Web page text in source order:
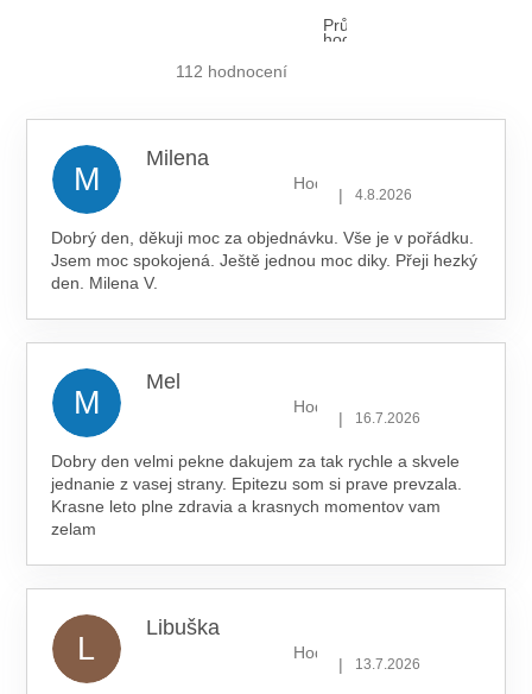
Průměrné
hodnocení
112 hodnocení
M
Milena
Hodnocení obchodu je 5 z 5
| 4.8.2026
Dobrý den, děkuji moc za objednávku. Vše je v pořádku.
Jsem moc spokojená. Ještě jednou moc diky. Přeji hezký
den. Milena V.
M
Mel
Hodnocení obchodu je 5 z 5
| 16.7.2026
Dobry den velmi pekne dakujem za tak rychle a skvele
jednanie z vasej strany. Epitezu som si prave prevzala.
Krasne leto plne zdravia a krasnych momentov vam
zelam
L
Libuška
Hodnocení obchodu je 5 z 5
| 13.7.2026